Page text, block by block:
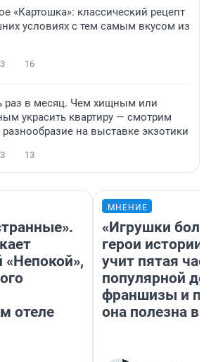
«Картошка»: классический рецепт
условиях с тем самым вкусом из
16
раз в месяц. Чем хищным или
украсить квартиру — смотрим
на выставке экзотики
13
отеле
МНЕНИЕ
«Игрушки
герои
учит пятая
популярной
франшизы и
она полезна